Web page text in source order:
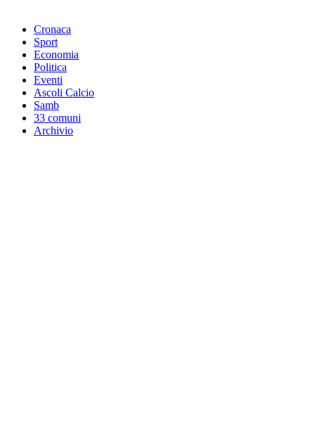
Cronaca
Sport
Economia
Politica
Eventi
Ascoli Calcio
Samb
33 comuni
Archivio